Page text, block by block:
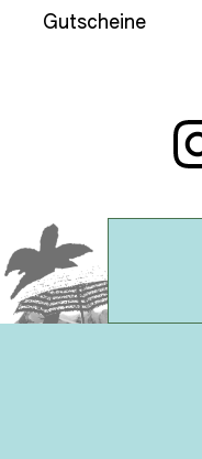
Gutscheine